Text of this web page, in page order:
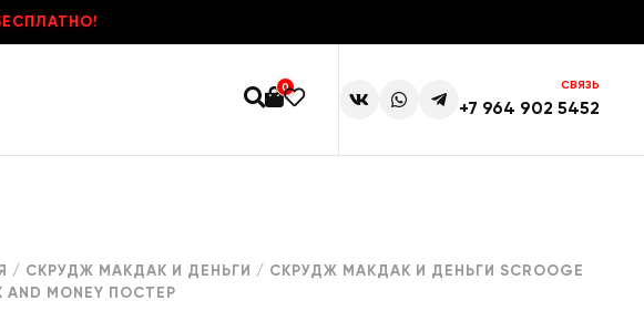
0 СВЯЗЬ
+7 964 902 5452
/ СКРУДЖ МАКДАК И ДЕНЬГИ / СКРУДЖ МАКДАК И ДЕНЬГИ SCROOGE
AND MONEY ПОСТЕР